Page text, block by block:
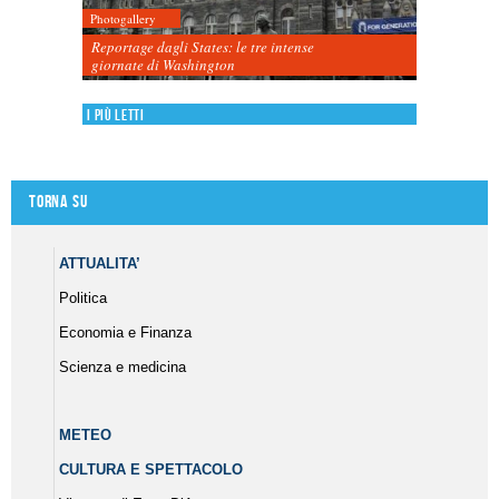
Photogallery
Reportage dagli States: le tre intense
giornate di Washington
I più letti
Torna su
ATTUALITA’
Politica
Economia e Finanza
Scienza e medicina
METEO
CULTURA E SPETTACOLO